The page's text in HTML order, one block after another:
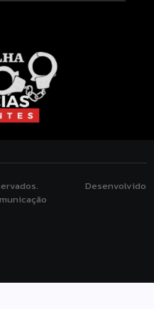
reservados. Desenvolvido